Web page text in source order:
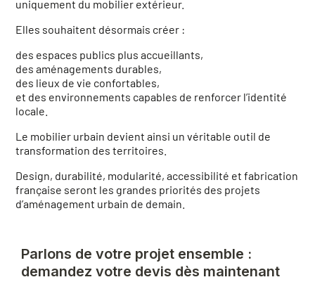
uniquement du mobilier extérieur.
Elles souhaitent désormais créer :
des espaces publics plus accueillants,
des aménagements durables,
des lieux de vie confortables,
et des environnements capables de renforcer l’identité
locale.
Le mobilier urbain devient ainsi un véritable outil de
transformation des territoires.
Design, durabilité, modularité, accessibilité et fabrication
française seront les grandes priorités des projets
d’aménagement urbain de demain.